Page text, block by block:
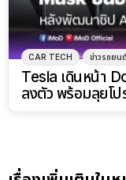
CAR TECH ข่าวรถยน
Tesla เดินหน้า
ลงตัว พร้อมลุยโ